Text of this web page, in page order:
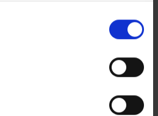
consenso in qualsiasi
sui cookie o facendo clic
sulla tua posizione